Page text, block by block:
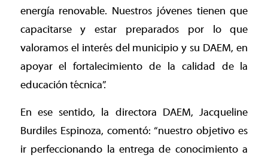
energía renovable. Nuestros jóvenes tienen que
capacitarse y estar preparados por lo que
valoramos el interés del municipio y su DAEM, en
apoyar el fortalecimiento de la calidad de la
educación técnica”.
En ese sentido, la directora DAEM, Jacqueline
Burdiles Espinoza, comentó: “nuestro objetivo es
ir perfeccionando la entrega de conocimiento a